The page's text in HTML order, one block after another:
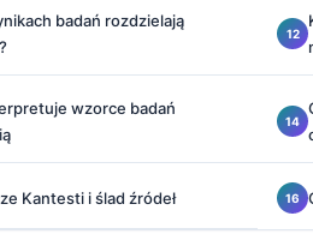
badań rozdzielają
wzorce badań
Kantesti i ślad źródeł